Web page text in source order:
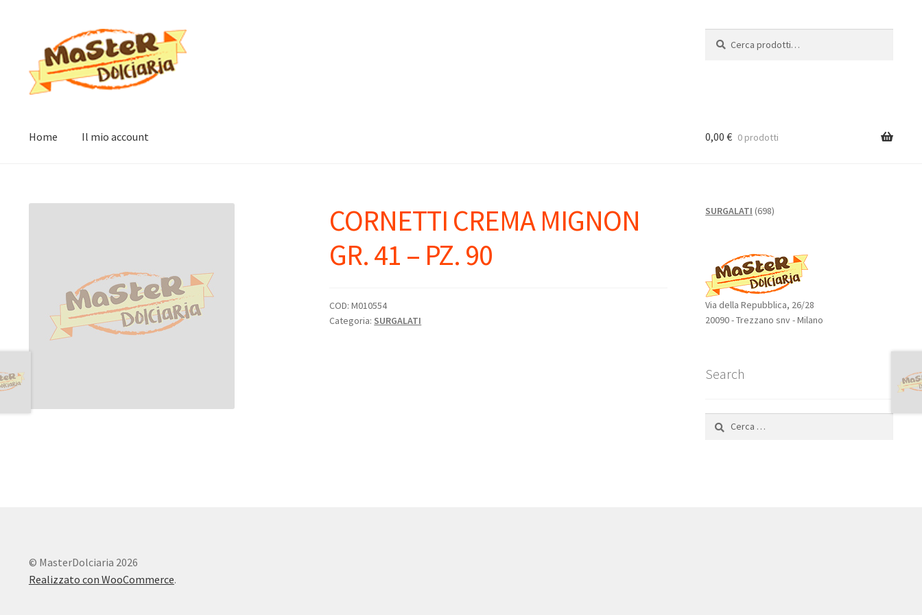
alla
navigazione
contenuto
Home Il mio account 0,00€ 0 prodotti
CORNETTI CREMA MIGNON
GR. 41 – PZ. 90
COD:M010554
Categoria: SURGALATI
SURGALATI 698698
Via della Repubblica, 26/28
20090 - Trezzano snv - Milano
Search
per:
© MasterDolciaria 2026
Realizzato con WooCommerce.